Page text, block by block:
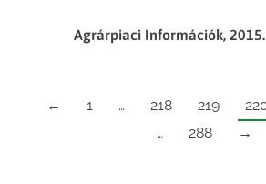
Agrárpiaci Információk,
← 1 … 218 219
…
288 →